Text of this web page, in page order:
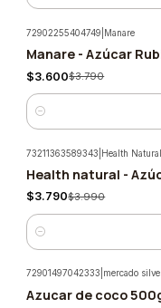
-5%
72902255404749 Manare
Manare - Azúcar
$3.600$3.790
Cantidad
-5%
73211363589343 Health Natural
Health natural -
$3.790$3.990
Cantidad
-5%
72901497042333 mercado
Azucar de coco